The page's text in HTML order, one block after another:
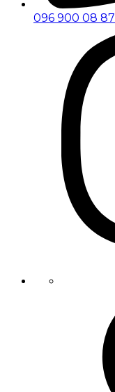
096 900 08 87